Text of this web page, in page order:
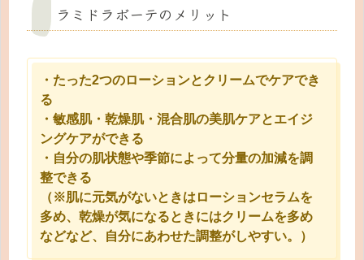
ラミドラボーテのメリット
・たった2つのローションとクリームでケアでき
る
・敏感肌・乾燥肌・混合肌の美肌ケアとエイジ
ングケアができる
・自分の肌状態や季節によって分量の加減を調
整できる
（※肌に元気がないときはローションセラムを
多め、乾燥が気になるときにはクリームを多め
などなど、自分にあわせた調整がしやすい。）